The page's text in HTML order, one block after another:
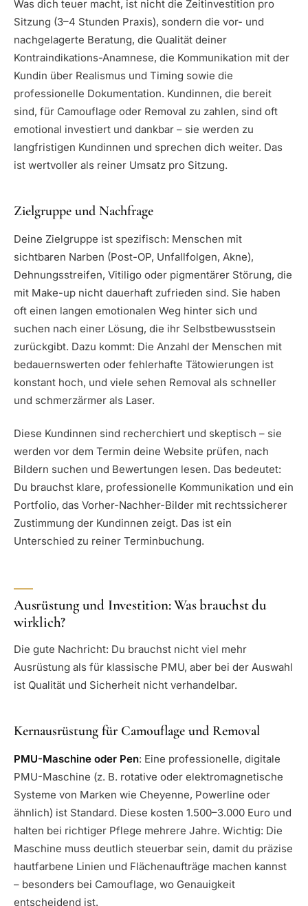
Was dich teuer macht, ist nicht die Zeitinvestition pro
Sitzung (3–4 Stunden Praxis), sondern die vor- und
nachgelagerte Beratung, die Qualität deiner
Kontraindikations-Anamnese, die Kommunikation mit der
Kundin über Realismus und Timing sowie die
professionelle Dokumentation. Kundinnen, die bereit
sind, für Camouflage oder Removal zu zahlen, sind oft
emotional investiert und dankbar – sie werden zu
langfristigen Kundinnen und sprechen dich weiter. Das
ist wertvoller als reiner Umsatz pro Sitzung.
Zielgruppe und Nachfrage
Deine Zielgruppe ist spezifisch: Menschen mit
sichtbaren Narben (Post-OP, Unfallfolgen, Akne),
Dehnungsstreifen, Vitiligo oder pigmentärer Störung, die
mit Make-up nicht dauerhaft zufrieden sind. Sie haben
oft einen langen emotionalen Weg hinter sich und
suchen nach einer Lösung, die ihr Selbstbewusstsein
zurückgibt. Dazu kommt: Die Anzahl der Menschen mit
bedauernswerten oder fehlerhafte Tätowierungen ist
konstant hoch, und viele sehen Removal als schneller
und schmerzärmer als Laser.
Diese Kundinnen sind recherchiert und skeptisch – sie
werden vor dem Termin deine Website prüfen, nach
Bildern suchen und Bewertungen lesen. Das bedeutet:
Du brauchst klare, professionelle Kommunikation und ein
Portfolio, das Vorher-Nachher-Bilder mit rechtssicherer
Zustimmung der Kundinnen zeigt. Das ist ein
Unterschied zu reiner Terminbuchung.
Ausrüstung und Investition: Was brauchst du
wirklich?
Die gute Nachricht: Du brauchst nicht viel mehr
Ausrüstung als für klassische PMU, aber bei der Auswahl
ist Qualität und Sicherheit nicht verhandelbar.
Kernausrüstung für Camouflage und Removal
PMU-Maschine oder Pen: Eine professionelle, digitale
PMU-Maschine (z. B. rotative oder elektromagnetische
Systeme von Marken wie Cheyenne, Powerline oder
ähnlich) ist Standard. Diese kosten 1.500–3.000 Euro und
halten bei richtiger Pflege mehrere Jahre. Wichtig: Die
Maschine muss deutlich steuerbar sein, damit du präzise
hautfarbene Linien und Flächenaufträge machen kannst
– besonders bei Camouflage, wo Genauigkeit
entscheidend ist.